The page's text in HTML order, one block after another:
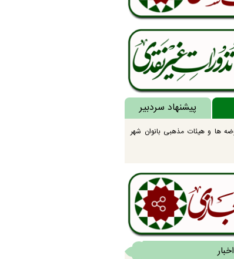
پیشنهاد سردبیر
ها و هیئات مذهبی بانوان شهر